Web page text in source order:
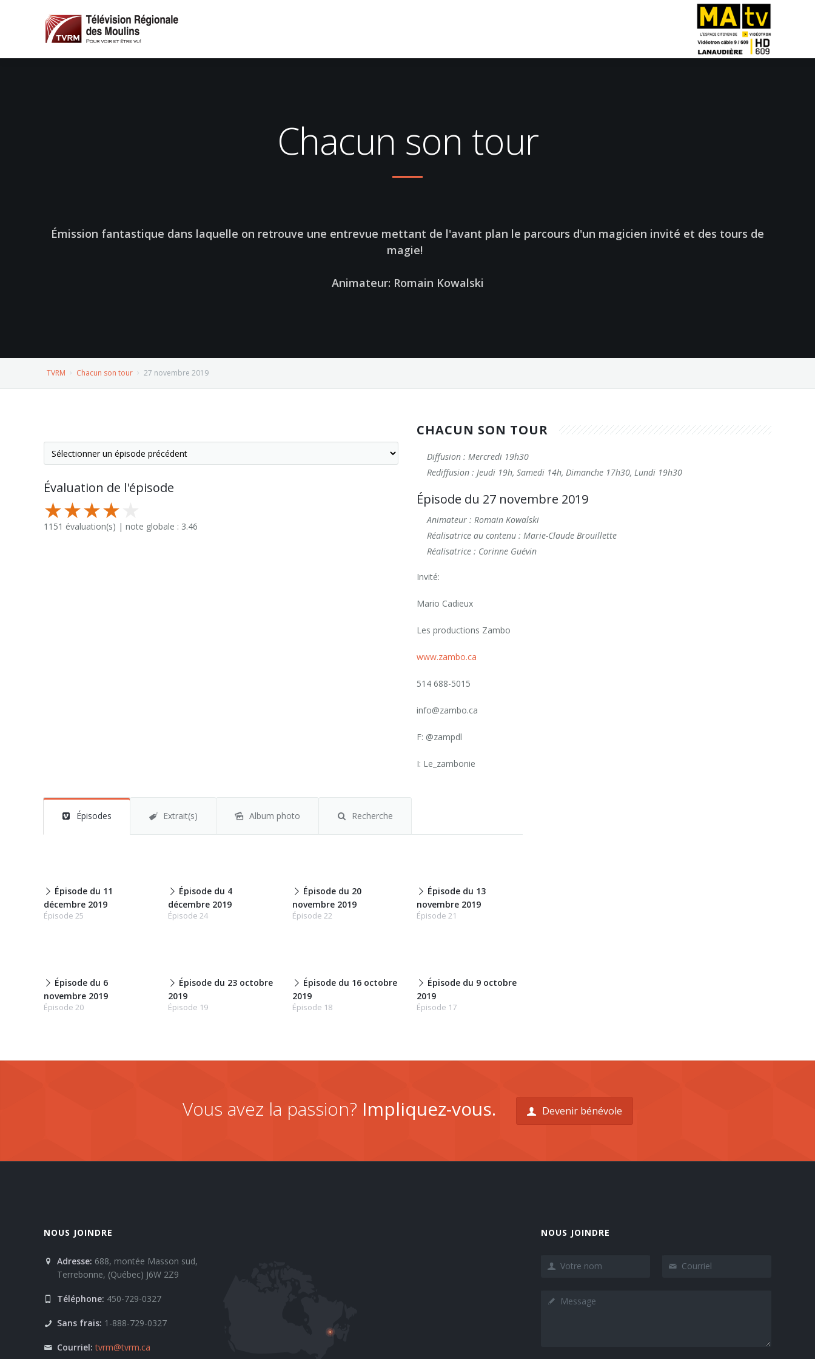
Chacun son tour
Émission fantastique dans laquelle on retrouve une entrevue mettant de l'avant plan le parcours d'un magicien invité et des tours de
magie!
Animateur: Romain Kowalski
TVRM Chacun son tour 27 novembre 2019
Évaluation de l'épisode
1151 évaluation(s) | note globale : 3.46
CHACUN SON TOUR
Diffusion : Mercredi 19h30
Rediffusion : Jeudi 19h, Samedi 14h, Dimanche 17h30, Lundi 19h30
Épisode du 27 novembre 2019
Animateur : Romain Kowalski
Réalisatrice au contenu : Marie-Claude Brouillette
Réalisatrice : Corinne Guévin
Invité:
Mario Cadieux
Les productions Zambo
www.zambo.ca
514 688-5015
info@zambo.ca
F: @zampdl
I: Le_zambonie
Épisodes Extrait(s) Album photo Recherche
Épisode du 11
décembre 2019
Épisode 25
Épisode du 4
décembre 2019
Épisode 24
Épisode du 20
novembre 2019
Épisode 22
Épisode du 13
novembre 2019
Épisode 21
Épisode du 6
novembre 2019
Épisode 20
Épisode du 23 octobre
2019
Épisode 19
Épisode du 16 octobre
2019
Épisode 18
Épisode du 9 octobre
2019
Épisode 17
Vous avez la passion? Impliquez-vous. Devenir bénévole
NOUS JOINDRE
Adresse: 688, montée Masson sud,
Terrebonne, (Québec) J6W 2Z9
Téléphone: 450-729-0327
Sans frais: 1-888-729-0327
Courriel: tvrm@tvrm.ca
NOUS JOINDRE